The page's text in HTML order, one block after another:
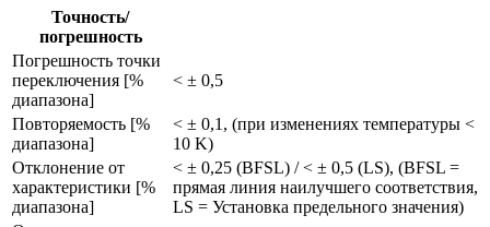
Точность/
погрешность
Погрешность точки
переключения [%
диапазона]
< ± 0,5
Повторяемость [%
диапазона]
< ± 0,1, (при изменениях температуры <
10 K)
Отклонение от
характеристики [%
диапазона]
< ± 0,25 (BFSL) / < ± 0,5 (LS), (BFSL =
прямая линия наилучшего соответствия,
LS = Установка предельного значения)